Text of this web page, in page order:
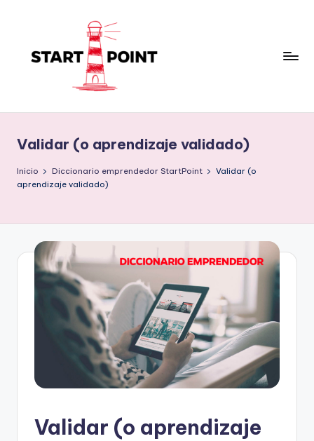
contenido
Validar (o aprendizaje validado)
Inicio Diccionario emprendedor StartPoint
Validar (o
aprendizaje validado)
Validar (o aprendizaje